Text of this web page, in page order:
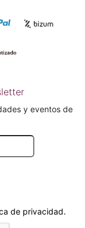
y eventos de
de privacidad.